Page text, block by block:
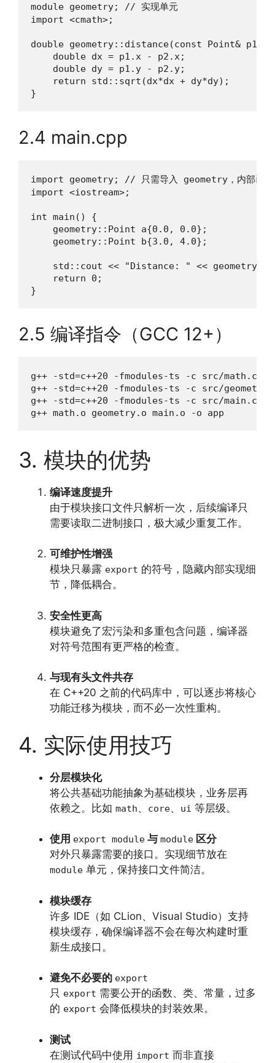
module geometry; // 实现单元
import <cmath>;
double geometry::distance(const Point& p1,
    double dx = p1.x - p2.x;
    double dy = p1.y - p2.y;
    return std::sqrt(dx*dx + dy*dy);
}
2.4 main.cpp
import geometry; // 只需导入 geometry，内部已导
import <iostream>;
int main() {
    geometry::Point a{0.0, 0.0};
    geometry::Point b{3.0, 4.0};
std::cout << "Distance: " <<
    return 0;
}
2.5 编译指令（GCC 12+）
g++ -std=c++20 -fmodules-ts -c src/math.cpp
g++ -std=c++20 -fmodules-ts -c src/
g++ -std=c++20 -fmodules-ts -c src/main.cpp
g++ math.o geometry.o main.o -o app
3. 模块的优势
编译速度提升
由于模块接口文件只解析一次，后续编译只
需要读取二进制接口，极大减少重复工作。
可维护性增强
模块只暴露 export 的符号，隐藏内部实现细
节，降低耦合。
安全性更高
模块避免了宏污染和多重包含问题，编译器
对符号范围有更严格的检查。
与现有头文件共存
在 C++20 之前的代码库中，可以逐步将核心
功能迁移为模块，而不必一次性重构。
4. 实际使用技巧
分层模块化
将公共基础功能抽象为基础模块，业务层再
依赖之。比如 math、 core、 ui 等层级。
使用 export module 与 module 区分
对外只暴露需要的接口。实现细节放在
module 单元，保持接口文件简洁。
模块缓存
许多 IDE（如 CLion、Visual Studio）支持
模块缓存，确保编译器不会在每次构建时重
新生成接口。
避免不必要的 export
只 export 需要公开的函数、类、常量，过多
的 export 会降低模块的封装效果。
测试
在测试代码中使用 import 而非直接